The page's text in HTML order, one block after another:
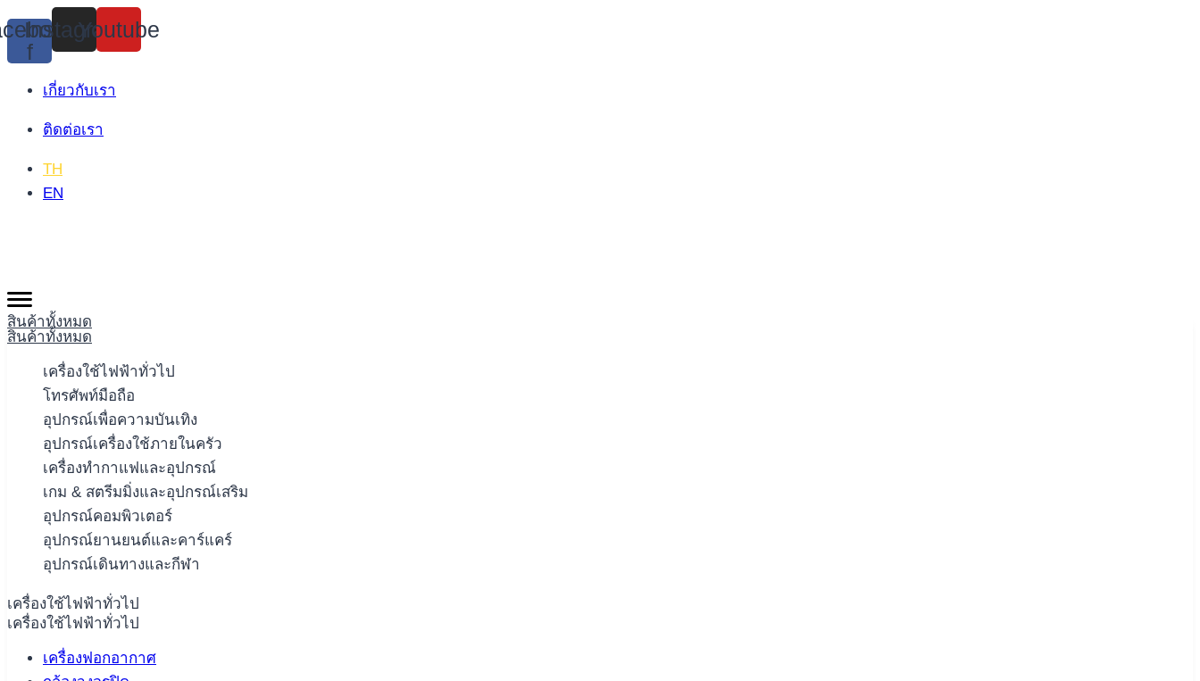
Skip
to
content
f
Instagram
Youtube
เกี่ยวกับเรา
ติดต่อเรา
TH
EN
สินค้าทั้งหมด
สินค้าทั้งหมด
เครื่องใช้ไฟฟ้าทั่วไป
โทรศัพท์มือถือ
อุปกรณ์เพื่อความบันเทิง
อุปกรณ์เครื่องใช้ภายในครัว
เครื่องทำกาแฟและอุปกรณ์
เกม & สตรีมมิ่งและอุปกรณ์เสริม
อุปกรณ์คอมพิวเตอร์
อุปกรณ์ยานยนต์และคาร์แคร์
อุปกรณ์เดินทางและกีฬา
เครื่องใช้ไฟฟ้าทั่วไป
เครื่องใช้ไฟฟ้าทั่วไป
เครื่องฟอกอากาศ